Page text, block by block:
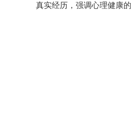
真实经历，强调心理健康